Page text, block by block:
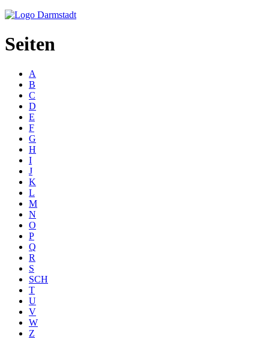
Seiten
A
B
C
D
E
F
G
H
I
J
K
L
M
N
O
P
Q
R
S
SCH
T
U
V
W
Z